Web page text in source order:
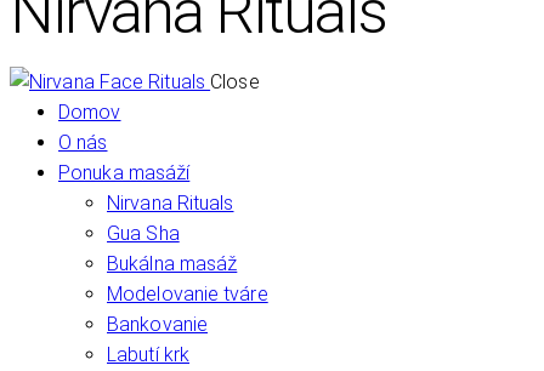
Close
Domov
O nás
Ponuka masáží
Nirvana Rituals
Gua Sha
Bukálna masáž
Modelovanie tváre
Bankovanie
Labutí krk